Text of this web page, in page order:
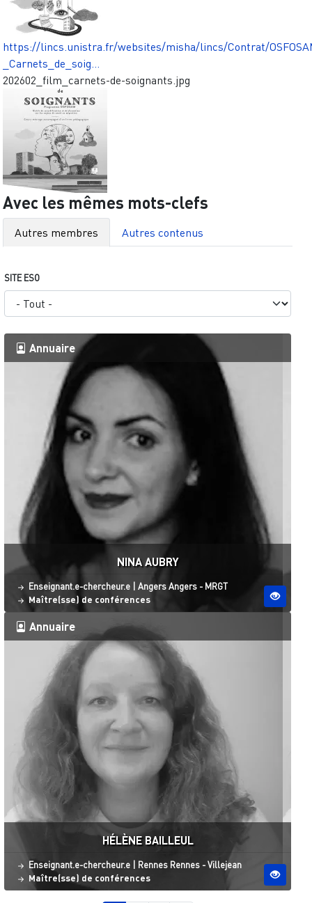
https://lincs.unistra.fr/websites/misha/lincs/Contrat/
_Carnets_de_soig…
202602_film_carnets-de-soignants.jpg
Avec les mêmes mots-clefs
Autres membres Autres contenus
SITE ESO
Annuaire
NINA AUBRY
Statut
Enseignant.e-chercheur.e Site ESO
Angers Angers - MRGT
Maître(sse) de conférences
Annuaire
HÉLÈNE BAILLEUL
Statut
Enseignant.e-chercheur.e Site ESO
Rennes Rennes - Villejean
Maître(sse) de conférences